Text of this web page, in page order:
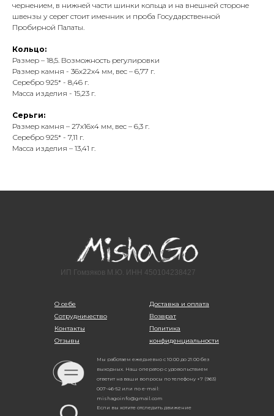
чернением, в нижней части шинки кольца и на внешней стороне
швензы у серег стоит именник и проба Государственной
Пробирной Палаты.
Кольцо:
Размер – 18,5. Возможность регулировки
Размер камня - 36х22х4 мм, вес – 6,77 г.
Серебро 925* - 8,46 г.
Масса изделия - 15,23 г.
Серьги:
Размер камня – 27х16х4 мм, вес – 6,3 г.
Серебро 925* - 7,11 г.
Масса изделия – 13,41 г.
О себе
Сотрудничество
Контакты
Отзывы
ИП Гомзяков М.Ю. ИНН 450104238427
Доставка и оплата
Возврат
Политика
конфиденциальности
Мы работаем ежедневно с 10:00 до 21:00 без
выходных. Наш оператор с удовольствием
ответит на ваши вопросы по телефону +7 (963)
007-46-52 или по e-mail:
mishagoinfo@gmail.com
Если вы хотите отследить движение